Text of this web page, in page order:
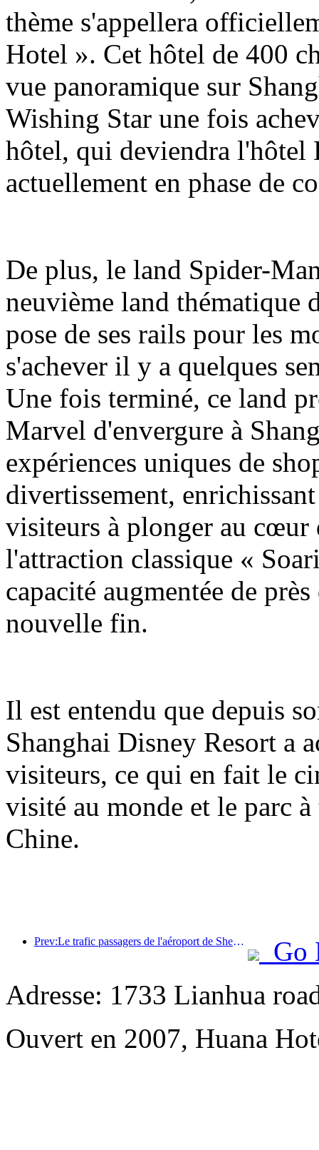
thème s'appellera
Hotel ». Cet hôtel de 400
vue panoramique sur
Wishing Star une fois
hôtel, qui deviendra l'hôtel
actuellement en phase de
De plus, le land Spider-
neuvième land thématique
pose de ses rails pour les
s'achever il y a quelques
Une fois terminé, ce land
Marvel d'envergure à
expériences uniques de
divertissement,
visiteurs à plonger au
l'attraction classique «
capacité augmentée de
nouvelle fin.
Il est entendu que depuis
Shanghai Disney Resort a
visiteurs, ce qui en fait le
visité au monde et le parc
Chine.
Prev:Le trafic passagers de l'aéroport de Shenzhen a dépassé les 3 millions cette année, établissant un nouveau record pour la même période.
Go
Adresse: 1733 Lianhua
Ouvert en 2007, Huana